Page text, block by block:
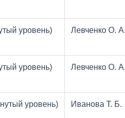
уровень)
Левченко О.
уровень)
Левченко О.
уровень)
Иванова Т. Б.